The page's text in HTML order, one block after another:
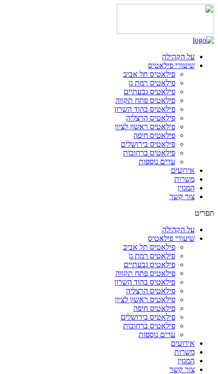
על הקהילה
שיעורי פילאטיס
פילאטיס תל אביב
פילאטיס רמת גן
פילאטיס גבעתיים
פילאטיס פתח תקווה
פילאטיס בהוד השרון
פילאטיס הרצליה
פילאטיס ראשון לציון
פילאטיס חיפה
פילאטיס בירושלים
פילאטיס ברחובות
ערים נוספות
אירועים
משרות
המגזין
צור קשר
תפריט
על הקהילה
שיעורי פילאטיס
פילאטיס תל אביב
פילאטיס רמת גן
פילאטיס גבעתיים
פילאטיס פתח תקווה
פילאטיס בהוד השרון
פילאטיס הרצליה
פילאטיס ראשון לציון
פילאטיס חיפה
פילאטיס בירושלים
פילאטיס ברחובות
ערים נוספות
אירועים
משרות
המגזין
צור קשר